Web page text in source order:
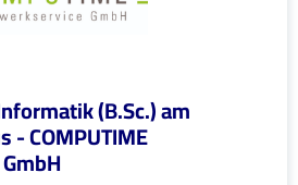
(B.Sc.) am
- COMPUTIME